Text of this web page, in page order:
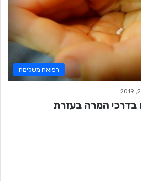
רפואה משלימה
בדרכי המרה בעזרת